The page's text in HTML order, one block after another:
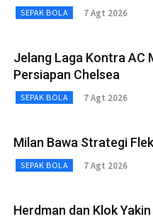
SEPAK BOLA 7 Agt 2026
Jelang Laga Kontra AC
Persiapan Chelsea
SEPAK BOLA 7 Agt 2026
Milan Bawa Strategi
SEPAK BOLA 7 Agt 2026
Herdman dan Klok